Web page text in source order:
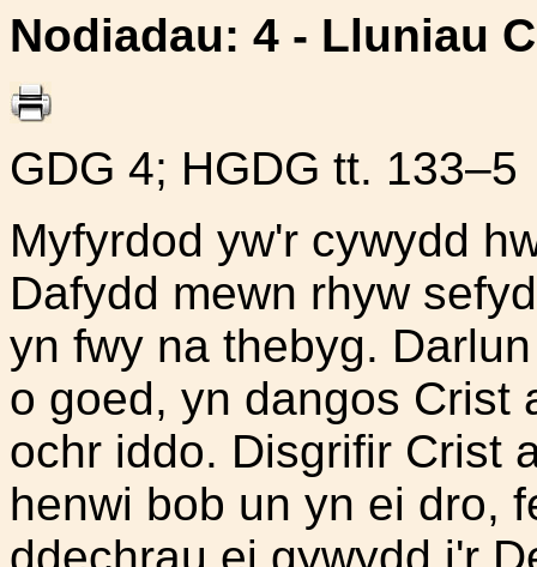
Nodiadau: 4 - Lluniau
GDG 4; HGDG tt. 133–5
Myfyrdod yw'r cywydd
Dafydd mewn rhyw
yn fwy na thebyg.
o goed, yn dangos Crist
ochr iddo. Disgrifir Crist
henwi bob un yn ei dro,